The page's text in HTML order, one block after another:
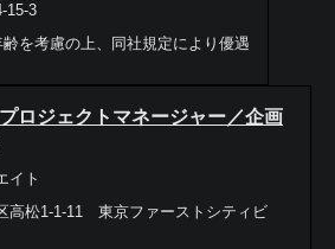
15-3
を考慮の上、同社規定により優遇
ロジェクトマネージャー／企画
イト
高松1-1-11 東京ファーストシティビ